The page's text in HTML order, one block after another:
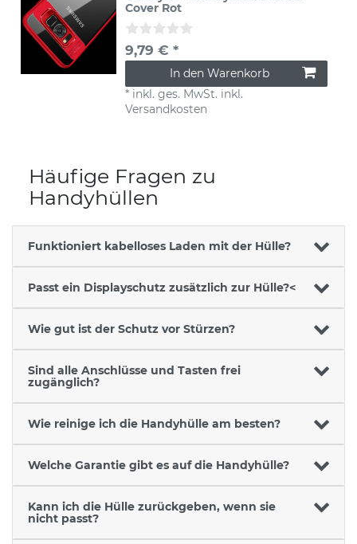
Cover Rot
9,79 € *
In den Warenkorb
* inkl. ges. MwSt. inkl.
Versandkosten
Häufige Fragen zu
Handyhüllen
Funktioniert kabelloses Laden mit der Hülle?
Passt ein Displayschutz zusätzlich zur Hülle?<
Wie gut ist der Schutz vor Stürzen?
Sind alle Anschlüsse und Tasten frei
zugänglich?
Wie reinige ich die Handyhülle am besten?
Welche Garantie gibt es auf die Handyhülle?
Kann ich die Hülle zurückgeben, wenn sie
nicht passt?